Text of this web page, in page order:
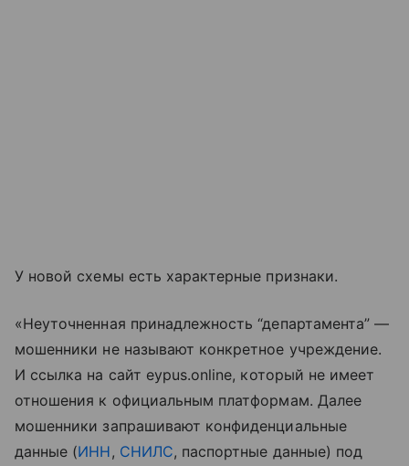
У новой схемы есть характерные признаки.
«Неуточненная принадлежность “департамента” —
мошенники не называют конкретное учреждение.
И ссылка на сайт eypus.online, который не имеет
отношения к официальным платформам. Далее
мошенники запрашивают конфиденциальные
данные (ИНН , СНИЛС, паспортные данные) под